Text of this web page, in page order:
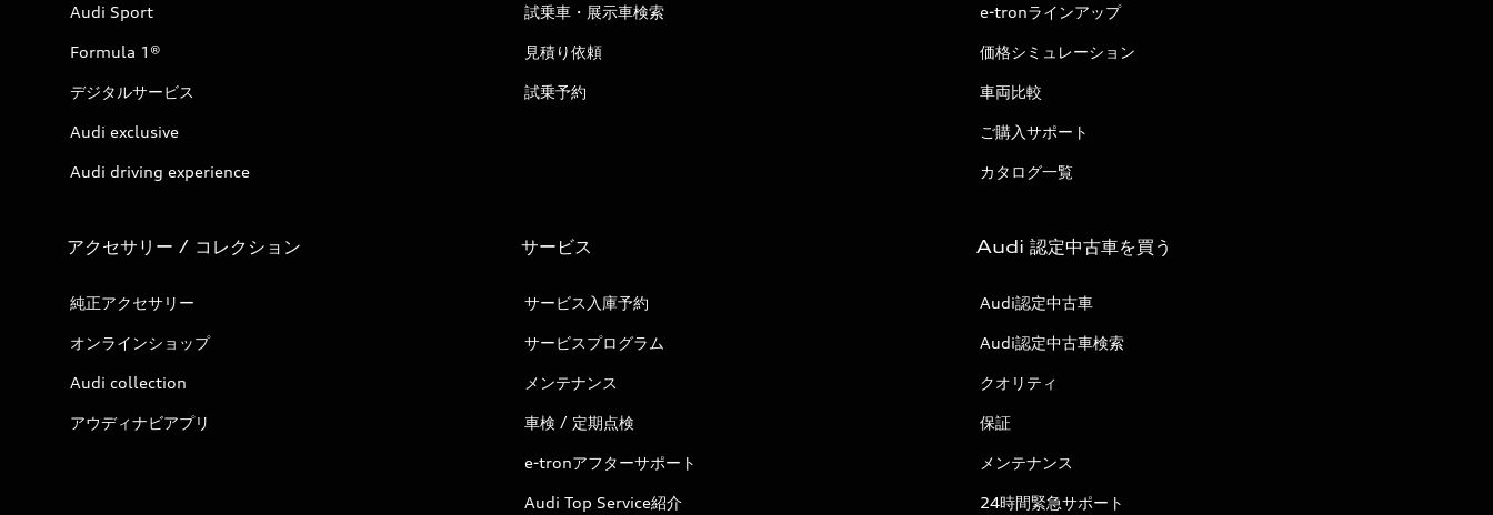
Audi Sport
Formula 1®
デジタルサービス
Audi exclusive
Audi driving experience
試乗車・展示車検索
見積り依頼
試乗予約
e-tronラインアップ
価格シミュレーション
車両比較
ご購入サポート
カタログ一覧
アクセサリー / コレクション
純正アクセサリー
オンラインショップ
Audi collection
アウディナビアプリ
サービス
サービス入庫予約
サービスプログラム
メンテナンス
車検 / 定期点検
e-tronアフターサポート
Audi Top Service紹介
Audi 認定中古車を買う
Audi認定中古車
Audi認定中古車検索
クオリティ
保証
メンテナンス
24時間緊急サポート